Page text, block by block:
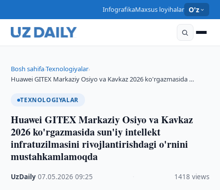
InfografikaMaxsus loyihalar O'z
Bosh sahifa›Texnologiyalar›
Huawei GITEX Markaziy Osiyo va Kavkaz 2026 ko'rgazmasida …
TEXNOLOGIYALAR
Huawei GITEX Markaziy Osiyo va Kavkaz
2026 ko'rgazmasida sun'iy intellekt
infratuzilmasini rivojlantirishdagi o'rnini
mustahkamlamoqda
UzDaily ·07.05.2026 ·09:25 1418 views